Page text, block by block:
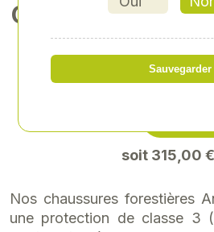
CHAUSSURES
E ANTELAO
Référence:
soit 315,00
Nos chaussures forestières
une protection de classe 3
Sauvegarder